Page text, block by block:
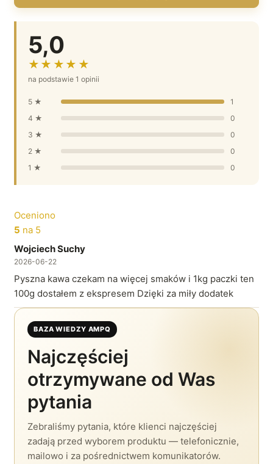
5,0
★★★★★
na podstawie 1 opinii
5 ★
1
4 ★
0
3 ★
0
2 ★
0
1 ★
0
Oceniono
5 na 5
Wojciech Suchy
2026-06-22
Pyszna kawa czekam na więcej smaków i 1kg paczki ten
100g dostałem z ekspresem Dzięki za miły dodatek
BAZA WIEDZY AMPQ
Najczęściej
otrzymywane od Was
pytania
Zebraliśmy pytania, które klienci najczęściej
zadają przed wyborem produktu — telefonicznie,
mailowo i za pośrednictwem komunikatorów.